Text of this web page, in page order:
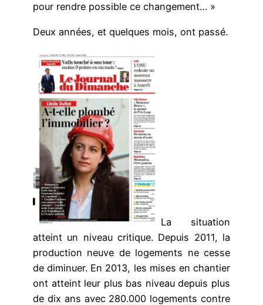
pour rendre possible ce changement… »
Deux années, et quelques mois, ont passé.
La situation
atteint un niveau critique. Depuis 2011, la
production neuve de logements ne cesse
de diminuer. En 2013, les mises en chantier
ont atteint leur plus bas niveau depuis plus
de dix ans avec 280.000 logements contre